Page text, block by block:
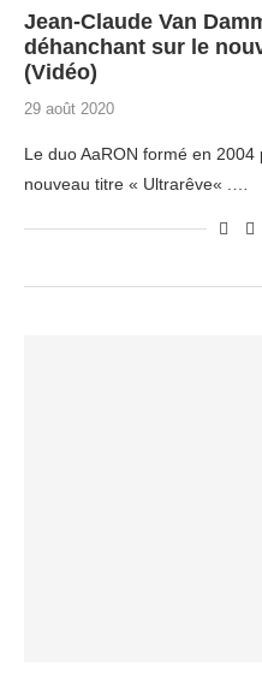
Jean-Claude Van
déhanchant sur le
(Vidéo)
29 août 2020
Le duo AaRON formé en
nouveau titre « Ultrarêve« .…